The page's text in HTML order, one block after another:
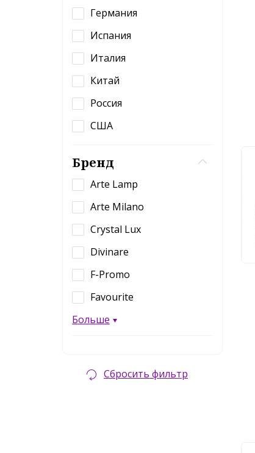
Германия
Испания
Италия
Китай
Россия
США
Бренд
Arte Lamp
Arte Milano
Crystal Lux
Divinare
F-Promo
Favourite
Больше
Сбросить фильтр